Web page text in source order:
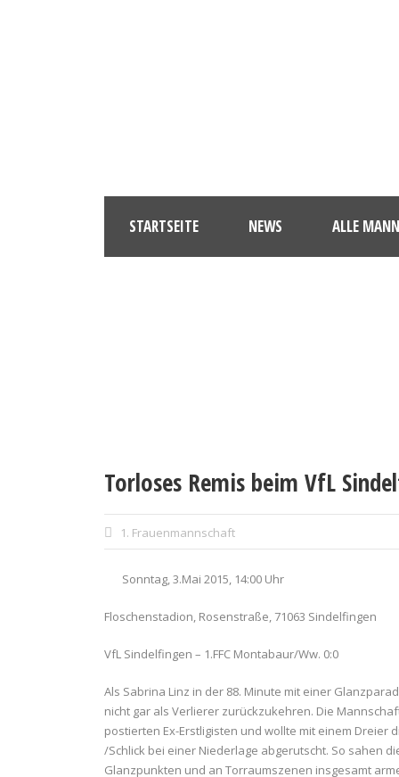
STARTSEITE NEWS ALLE
Torloses Remis beim VfL
1. Frauenmannschaft
Sonntag, 3.Mai 2015, 14:00 Uhr
Floschenstadion, Rosenstraße, 71063 Sindelfingen
VfL Sindelfingen – 1.FFC Montabaur/Ww. 0:0
Als Sabrina Linz in der 88. Minute mit einer
nicht gar als Verlierer zurückzukehren. Die
postierten Ex-Erstligisten und wollte mit einem Dreier
/Schlick bei einer Niederlage abgerutscht. So sahen
Glanzpunkten und an Torraumszenen insgesamt